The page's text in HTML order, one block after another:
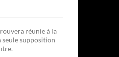
réunie à la
supposition